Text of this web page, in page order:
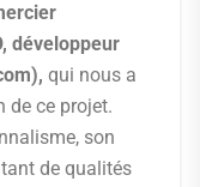
développeur
qui nous a
de ce projet.
son
de qualités